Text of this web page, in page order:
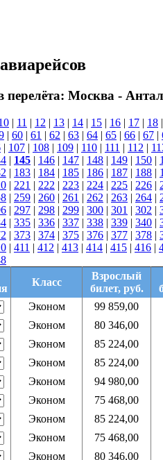
Москва -
| 11 | 12 | 13 | 14 | 15 | 16 | 17 | 18 |
| 60 | 61 | 62 | 63 | 64 | 65 | 66 | 67 |
| 107 | 108 | 109 | 110 | 111 | 112 |
| 145 | 146 | 147 | 148 | 149 | 150 |
| 183 | 184 | 185 | 186 | 187 | 188 |
| 221 | 222 | 223 | 224 | 225 | 226 |
| 259 | 260 | 261 | 262 | 263 | 264 |
| 297 | 298 | 299 | 300 | 301 | 302 |
| 335 | 336 | 337 | 338 | 339 | 340 |
| 373 | 374 | 375 | 376 | 377 | 378 |
| 411 | 412 | 413 | 414 | 415 | 416 |
Класс
Взрослый
билет, руб.
Эконом 99 859,00
Эконом 80 346,00
Эконом 85 224,00
Эконом 85 224,00
Эконом 94 980,00
Эконом 75 468,00
Эконом 85 224,00
Эконом 75 468,00
Эконом 80 346,00